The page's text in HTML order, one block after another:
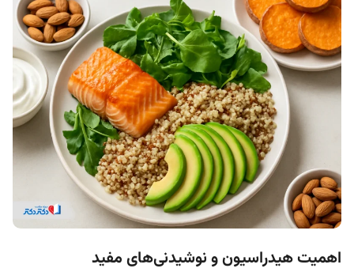
اهمیت هیدراسیون و نوشیدنی‌های مفید